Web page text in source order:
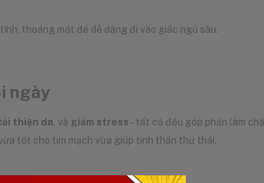
thoáng mát để dễ dàng đi vào giấc ngủ sâu.
ngày
thiện da , và giảm stress– tất cả đều góp phần làm
tốt cho tim mạch vừa giúp tinh thần thư thái.